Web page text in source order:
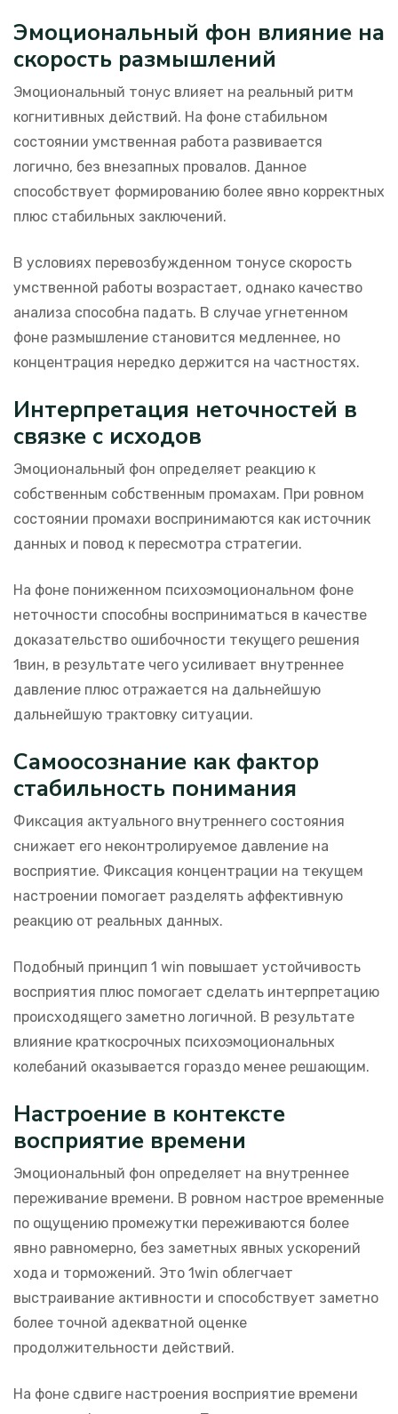
Эмоциональный фон влияние на
скорость размышлений
Эмоциональный тонус влияет на реальный ритм
когнитивных действий. На фоне стабильном
состоянии умственная работа развивается
логично, без внезапных провалов. Данное
способствует формированию более явно корректных
плюс стабильных заключений.
В условиях перевозбужденном тонусе скорость
умственной работы возрастает, однако качество
анализа способна падать. В случае угнетенном
фоне размышление становится медленнее, но
концентрация нередко держится на частностях.
Интерпретация неточностей в
связке с исходов
Эмоциональный фон определяет реакцию к
собственным собственным промахам. При ровном
состоянии промахи воспринимаются как источник
данных и повод к пересмотра стратегии.
На фоне пониженном психоэмоциональном фоне
неточности способны восприниматься в качестве
доказательство ошибочности текущего решения
1вин, в результате чего усиливает внутреннее
давление плюс отражается на дальнейшую
дальнейшую трактовку ситуации.
Самоосознание как фактор
стабильность понимания
Фиксация актуального внутреннего состояния
снижает его неконтролируемое давление на
восприятие. Фиксация концентрации на текущем
настроении помогает разделять аффективную
реакцию от реальных данных.
Подобный принцип 1 win повышает устойчивость
восприятия плюс помогает сделать интерпретацию
происходящего заметно логичной. В результате
влияние краткосрочных психоэмоциональных
колебаний оказывается гораздо менее решающим.
Настроение в контексте
восприятие времени
Эмоциональный фон определяет на внутреннее
переживание времени. В ровном настрое временные
по ощущению промежутки переживаются более
явно равномерно, без заметных явных ускорений
хода и торможений. Это 1win облегчает
выстраивание активности и способствует заметно
более точной адекватной оценке
продолжительности действий.
На фоне сдвиге настроения восприятие времени